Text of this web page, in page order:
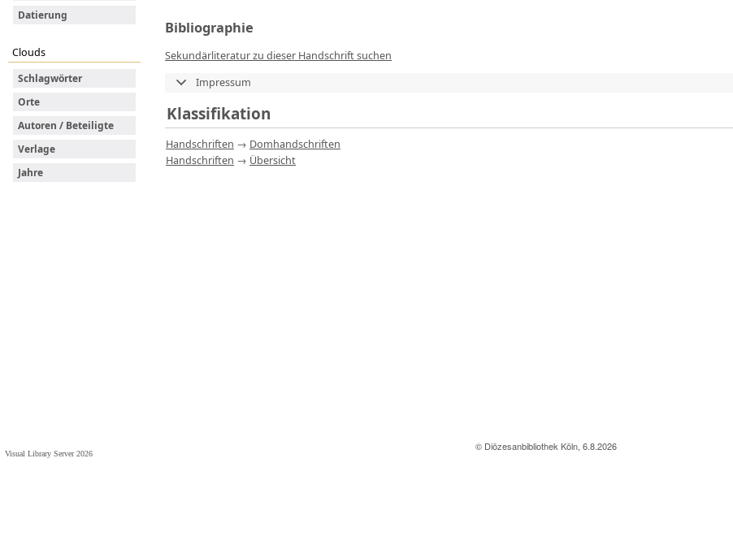
© Diözesanbibliothek Köln, 6.8.2026
Visual Library Server 2026
Datierung
Clouds
Schlagwörter
Orte
Autoren / Beteiligte
Verlage
Jahre
Bibliographie
Sekundärliteratur zu dieser Handschrift suchen
Impressum
Klassifikation
Handschriften → Domhandschriften
Handschriften → Übersicht